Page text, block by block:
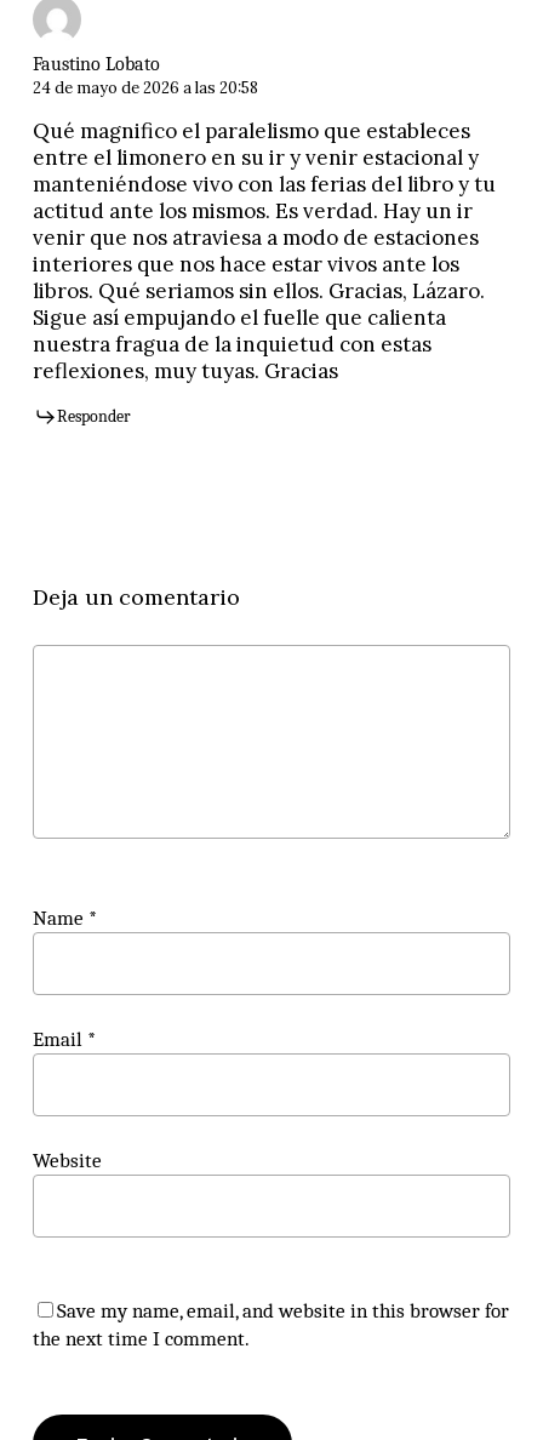
Faustino Lobato
24 de mayo de 2026 a las 20:58
Qué magnifico el paralelismo que estableces
entre el limonero en su ir y venir estacional y
manteniéndose vivo con las ferias del libro y tu
actitud ante los mismos. Es verdad. Hay un ir
venir que nos atraviesa a modo de estaciones
interiores que nos hace estar vivos ante los
libros. Qué seriamos sin ellos. Gracias, Lázaro.
Sigue así empujando el fuelle que calienta
nuestra fragua de la inquietud con estas
reflexiones, muy tuyas. Gracias
Responder
Deja un comentario
Name *
Email *
Website
Save my name, email, and website in this browser for
the next time I comment.